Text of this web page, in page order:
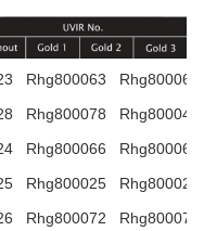
Rhg800063
Rhg800064
Rhg800078
Rhg800043
Rhg800066
Rhg800067
Rhg800025
Rhg800025
Rhg800072
Rhg800073